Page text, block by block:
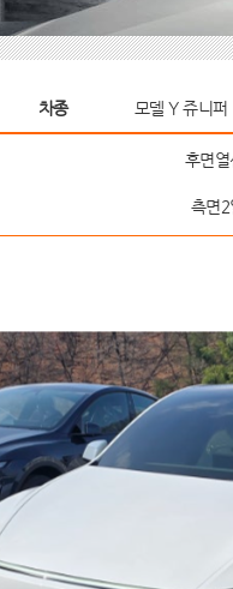
차종 모델 Y 쥬니퍼
후면열
측면2